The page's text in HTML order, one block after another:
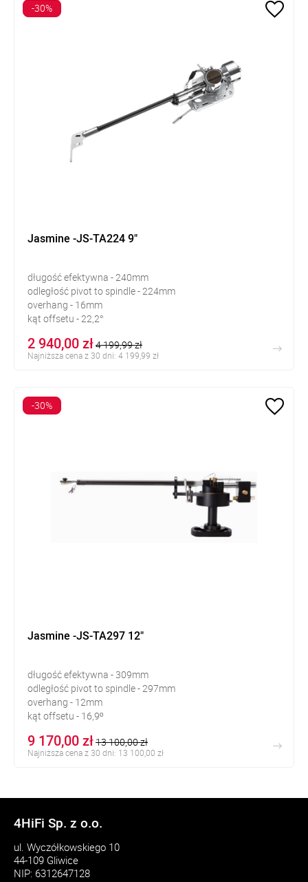
Jasmine -JS-TA224 9"
długość efektywna - 240mm
odległość pivot to spindle - 224mm
overhang - 16mm
kąt offsetu - 22,2°
2 940,00 zł4 199,99 zł
Najniższa cena z 30 dni: 4 199,99 zł
-30%
Jasmine -JS-TA297 12"
długość efektywna - 309mm
odległość pivot to spindle - 297mm
overhang - 12mm
kąt offsetu - 16,9º
9 170,00 zł13 100,00 zł
Najniższa cena z 30 dni: 13 100,00 zł
-30%
4HiFi Sp. z o.o.
ul. Wyczółkowskiego 10
44-109 Gliwice
NIP: 6312647128